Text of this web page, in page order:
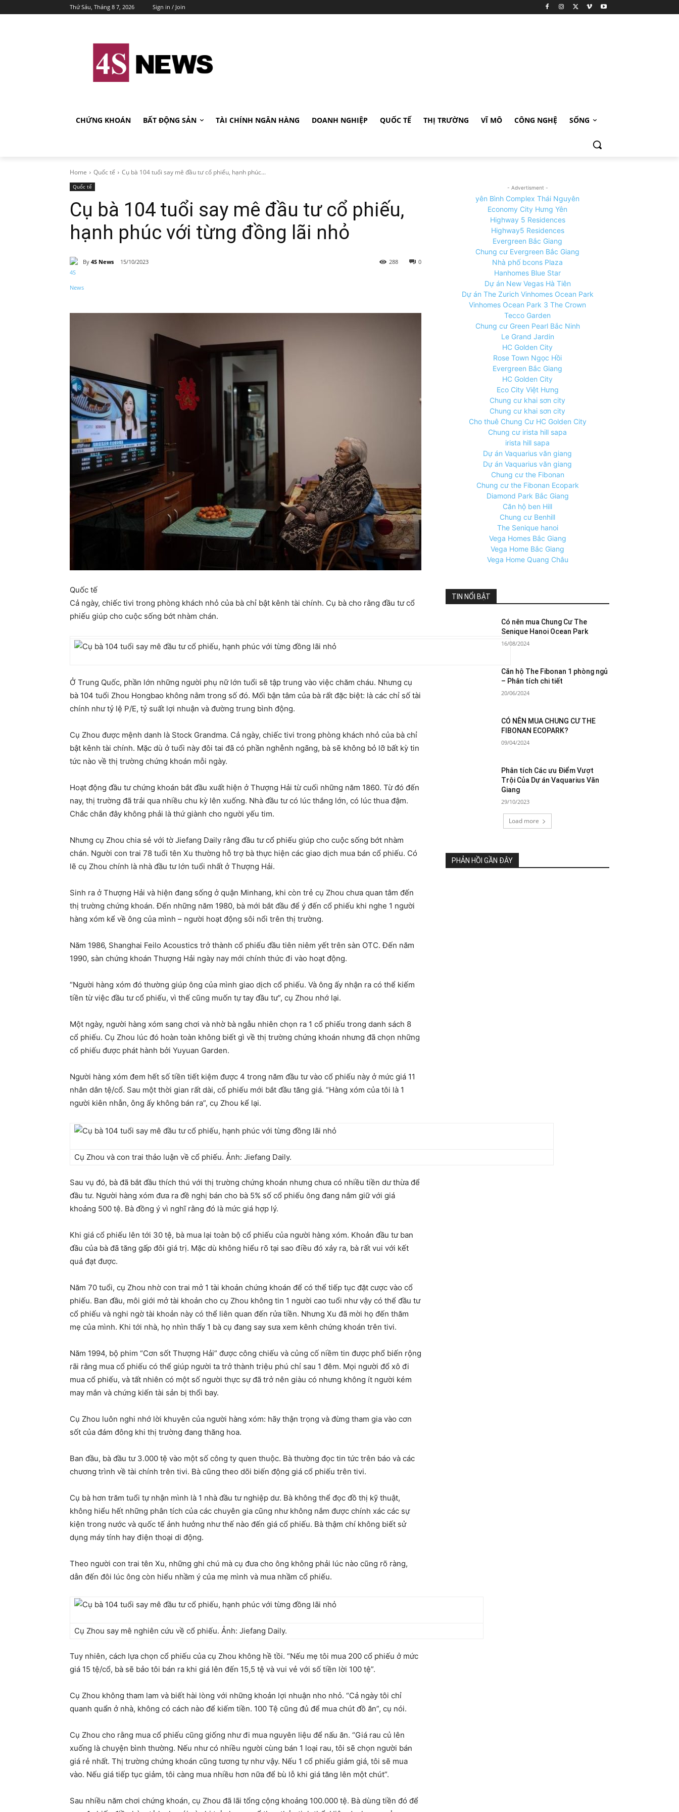
Thứ Sáu, Tháng 8 7, 2026 Sign in / Join
CHỨNG KHOÁN BẤT ĐỘNG SẢN TÀI CHÍNH NGÂN HÀNG DOANH NGHIỆP QUỐC TẾ THỊ TRƯỜNG VĨ MÔ CÔNG NGHỆ SỐNG
Home Quốc tế Cụ bà 104 tuổi say mê đầu tư cổ phiếu, hạnh phúc...
Quốc tế
Cụ bà 104 tuổi say mê đầu tư cổ phiếu,
hạnh phúc với từng đồng lãi nhỏ
By 4S News 15/10/2023 0
288
Quốc tế
Cả ngày, chiếc tivi trong phòng khách nhỏ của bà chỉ bật kênh tài chính. Cụ bà cho rằng đầu tư cổ
phiếu giúp cho cuộc sống bớt nhàm chán.
Ở Trung Quốc, phần lớn những người phụ nữ lớn tuổi sẽ tập trung vào việc chăm cháu. Nhưng cụ
bà 104 tuổi Zhou Hongbao không nằm trong số đó. Mối bận tâm của bà rất đặc biệt: là các chỉ số tài
chính như tỷ lệ P/E, tỷ suất lợi nhuận và đường trung bình động.
Cụ Zhou được mệnh danh là Stock Grandma. Cả ngày, chiếc tivi trong phòng khách nhỏ của bà chỉ
bật kênh tài chính. Mặc dù ở tuổi này đôi tai đã có phần nghễnh ngãng, bà sẽ không bỏ lỡ bất kỳ tin
tức nào về thị trường chứng khoán mỗi ngày.
Hoạt động đầu tư chứng khoán bắt đầu xuất hiện ở Thượng Hải từ cuối những năm 1860. Từ đó đến
nay, thị trường đã trải qua nhiều chu kỳ lên xuống. Nhà đầu tư có lúc thắng lớn, có lúc thua đậm.
Chắc chắn đây không phải là thứ giành cho người yếu tim.
Nhưng cụ Zhou chia sẻ với tờ Jiefang Daily rằng đầu tư cổ phiếu giúp cho cuộc sống bớt nhàm
chán. Người con trai 78 tuổi tên Xu thường hỗ trợ bà thực hiện các giao dịch mua bán cổ phiếu. Có
lẽ cụ Zhou chính là nhà đầu tư lớn tuổi nhất ở Thượng Hải.
Sinh ra ở Thượng Hải và hiện đang sống ở quận Minhang, khi còn trẻ cụ Zhou chưa quan tâm đến
thị trường chứng khoán. Đến những năm 1980, bà mới bắt đầu để ý đến cổ phiếu khi nghe 1 người
hàng xóm kể về ông của mình – người hoạt động sôi nổi trên thị trường.
Năm 1986, Shanghai Feilo Acoustics trở thành cổ phiếu đầu tiên niêm yết trên sàn OTC. Đến năm
1990, sàn chứng khoán Thượng Hải ngày nay mới chính thức đi vào hoạt động.
“Người hàng xóm đó thường giúp ông của mình giao dịch cổ phiếu. Và ông ấy nhận ra có thể kiếm
tiền từ việc đầu tư cổ phiếu, vì thế cũng muốn tự tay đầu tư”, cụ Zhou nhớ lại.
Một ngày, người hàng xóm sang chơi và nhờ bà ngẫu nhiên chọn ra 1 cổ phiếu trong danh sách 8
cổ phiếu. Cụ Zhou lúc đó hoàn toàn không biết gì về thị trường chứng khoán nhưng đã chọn những
cổ phiếu được phát hành bởi Yuyuan Garden.
Người hàng xóm đem hết số tiền tiết kiệm được 4 trong năm đầu tư vào cổ phiếu này ở mức giá 11
nhân dân tệ/cổ. Sau một thời gian rất dài, cổ phiếu mới bắt đầu tăng giá. “Hàng xóm của tôi là 1
người kiên nhẫn, ông ấy không bán ra”, cụ Zhou kể lại.
Cụ Zhou và con trai thảo luận về cổ phiếu. Ảnh: Jiefang Daily.
Sau vụ đó, bà đã bắt đầu thích thú với thị trường chứng khoán nhưng chưa có nhiều tiền dư thừa để
đầu tư. Người hàng xóm đưa ra đề nghị bán cho bà 5% số cổ phiếu ông đang nắm giữ với giá
khoảng 500 tệ. Bà đồng ý vì nghĩ rằng đó là mức giá hợp lý.
Khi giá cổ phiếu lên tới 30 tệ, bà mua lại toàn bộ cổ phiếu của người hàng xóm. Khoản đầu tư ban
đầu của bà đã tăng gấp đôi giá trị. Mặc dù không hiểu rõ tại sao điều đó xảy ra, bà rất vui với kết
quả đạt được.
Năm 70 tuổi, cụ Zhou nhờ con trai mở 1 tài khoản chứng khoán để có thể tiếp tục đặt cược vào cổ
phiếu. Ban đầu, môi giới mở tài khoản cho cụ Zhou không tin 1 người cao tuổi như vậy có thể đầu tư
cổ phiếu và nghi ngờ tài khoản này có thể liên quan đến rửa tiền. Nhưng Xu đã mời họ đến thăm
mẹ của mình. Khi tới nhà, họ nhìn thấy 1 bà cụ đang say sưa xem kênh chứng khoán trên tivi.
Năm 1994, bộ phim “Cơn sốt Thượng Hải” được công chiếu và củng cố niềm tin được phổ biến rộng
rãi rằng mua cổ phiếu có thể giúp người ta trở thành triệu phú chỉ sau 1 đêm. Mọi người đổ xô đi
mua cổ phiếu, và tất nhiên có một số người thực sự đã trở nên giàu có nhưng không ít người kém
may mắn và chứng kiến tài sản bị thổi bay.
Cụ Zhou luôn nghi nhớ lời khuyên của người hàng xóm: hãy thận trọng và đừng tham gia vào cơn
sốt của đám đông khi thị trường đang thăng hoa.
Ban đầu, bà đầu tư 3.000 tệ vào một số công ty quen thuộc. Bà thường đọc tin tức trên báo và các
chương trình về tài chính trên tivi. Bà cũng theo dõi biến động giá cổ phiếu trên tivi.
Cụ bà hơn trăm tuổi tự nhận mình là 1 nhà đầu tư nghiệp dư. Bà không thể đọc đồ thị kỹ thuật,
không hiểu hết những phân tích của các chuyên gia cũng như không nắm được chính xác các sự
kiện trong nước và quốc tế ảnh hưởng như thế nào đến giá cổ phiếu. Bà thậm chí không biết sử
dụng máy tính hay điện thoại di động.
Theo người con trai tên Xu, những ghi chú mà cụ đưa cho ông không phải lúc nào cũng rõ ràng,
dẫn đến đôi lúc ông còn hiểu nhầm ý của mẹ mình và mua nhầm cổ phiếu.
Cụ Zhou say mê nghiên cứu về cổ phiếu. Ảnh: Jiefang Daily.
Tuy nhiên, cách lựa chọn cổ phiếu của cụ Zhou không hề tồi. “Nếu mẹ tôi mua 200 cổ phiếu ở mức
giá 15 tệ/cổ, bà sẽ bảo tôi bán ra khi giá lên đến 15,5 tệ và vui vẻ với số tiền lời 100 tệ”.
Cụ Zhou không tham lam và biết hài lòng với những khoản lợi nhuận nho nhỏ. “Cả ngày tôi chỉ
quanh quẩn ở nhà, không có cách nào để kiếm tiền. 100 Tệ cũng đủ để mua chút đồ ăn”, cụ nói.
Cụ Zhou cho rằng mua cổ phiếu cũng giống như đi mua nguyên liệu để nấu ăn. “Giá rau củ lên
xuống là chuyện bình thường. Nếu như có nhiều người cùng bán 1 loại rau, tôi sẽ chọn người bán
giá rẻ nhất. Thị trường chứng khoán cũng tương tự như vậy. Nếu 1 cổ phiếu giảm giá, tôi sẽ mua
vào. Nếu giá tiếp tục giảm, tôi càng mua nhiều hơn nữa để bù lỗ khi giá tăng lên một chút”.
Sau nhiều năm chơi chứng khoán, cụ Zhou đã lãi tổng cộng khoảng 100.000 tệ. Bà dùng tiền đó để
- Advertisment -
yên Bình Complex Thái Nguyên
Economy City Hưng Yên
Highway 5 Residences
Highway5 Residences
Evergreen Bắc Giang
Chung cư Evergreen Bắc Giang
Nhà phố bcons Plaza
Hanhomes Blue Star
Dự án New Vegas Hà Tiên
Dự án The Zurich Vinhomes Ocean Park
Vinhomes Ocean Park 3 The Crown
Tecco Garden
Chung cư Green Pearl Bắc Ninh
Le Grand Jardin
HC Golden City
Rose Town Ngọc Hồi
Evergreen Bắc Giang
HC Golden City
Eco City Việt Hưng
Chung cư khai sơn city
Chung cư khai sơn city
Cho thuê Chung Cư HC Golden City
Chung cư irista hill sapa
irista hill sapa
Dự án Vaquarius văn giang
Dự án Vaquarius văn giang
Chung cư the Fibonan
Chung cư the Fibonan Ecopark
Diamond Park Bắc Giang
Căn hộ ben Hill
Chung cư Benhill
The Senique hanoi
Vega Homes Bắc Giang
Vega Home Bắc Giang
Vega Home Quang Châu
TIN NỔI BẬT
Có nên mua Chung Cư The
Senique Hanoi Ocean Park
16/08/2024
Căn hộ The Fibonan 1 phòng ngủ
– Phân tích chi tiết
20/06/2024
CÓ NÊN MUA CHUNG CƯ THE
FIBONAN ECOPARK?
09/04/2024
Phân tích Các ưu Điểm Vượt
Trội Của Dự án Vaquarius Văn
Giang
29/10/2023
Load more
PHẢN HỒI GẦN ĐÂY